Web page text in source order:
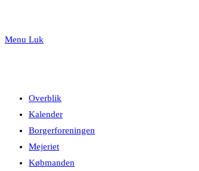
Menu Luk
Overblik
Kalender
Borgerforeningen
Mejeriet
Købmanden